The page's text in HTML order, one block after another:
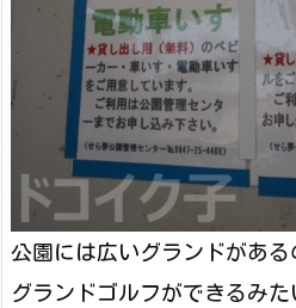
公園には広いグランドがある
グランドゴルフができるみた